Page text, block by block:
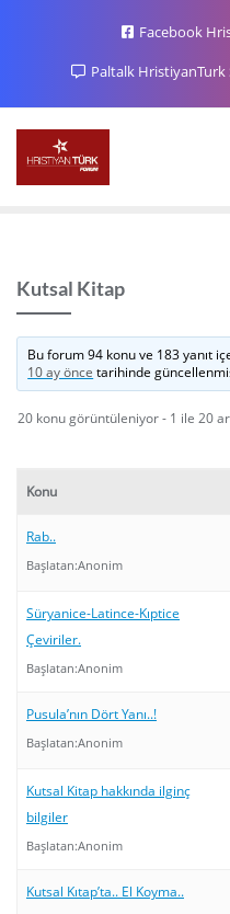
Facebook
Paltalk HristiyanTurk
Kutsal Kitap
Bu forum 94 konu ve 183 yanıt
10 ay önce tarihinde
20 konu görüntüleniyor - 1 ile 20
Konu
Rab..
Başlatan:Anonim
Süryanice-Latince-Kıptice
Çeviriler.
Başlatan:Anonim
Pusula’nın Dört Yanı..!
Başlatan:Anonim
Kutsal Kitap hakkında ilginç
bilgiler
Başlatan:Anonim
Kutsal Kıtap’ta.. El Koyma..